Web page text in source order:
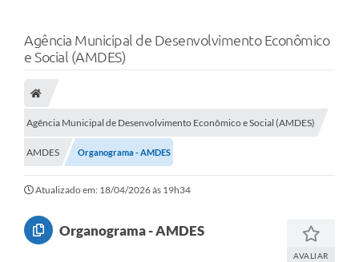
Agência Municipal de Desenvolvimento Econômico
e Social (AMDES)
Agência Municipal de Desenvolvimento Econômico e Social (AMDES)
AMDES Organograma - AMDES
Atualizado em: 18/04/2026 às 19h34
Organograma - AMDES
AVALIAR